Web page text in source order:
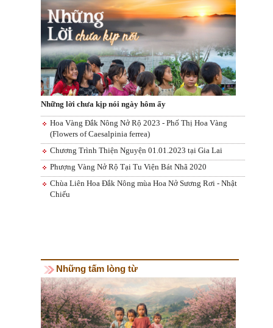
Những lời chưa kịp nói ngày hôm ấy
Hoa Vàng Đắk Nông Nở Rộ 2023 - Phố Thị Hoa Vàng
(Flowers of Caesalpinia ferrea)
Chương Trình Thiện Nguyện 01.01.2023 tại Gia Lai
Phượng Vàng Nở Rộ Tại Tu Viện Bát Nhã 2020
Chùa Liên Hoa Đắk Nông mùa Hoa Nở Sương Rơi - Nhật
Chiếu
Những tấm lòng từ